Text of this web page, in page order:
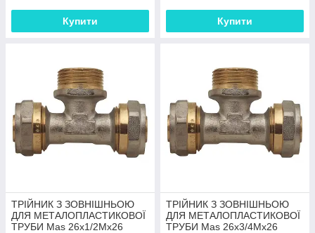
Купити Купити
ТРІЙНИК З ЗОВНІШНЬОЮ
ДЛЯ МЕТАЛОПЛАСТИКОВОЇ
ТРУБИ Mas 26x1/2Mx26
ТРІЙНИК З ЗОВНІШНЬОЮ
ДЛЯ МЕТАЛОПЛАСТИКОВОЇ
ТРУБИ Mas 26x3/4Mx26